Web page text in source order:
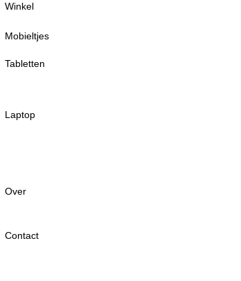
Winkel
Mobieltjes
Tabletten
Laptop
Over
Contact